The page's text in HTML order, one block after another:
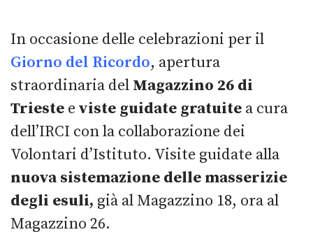
In occasione delle celebrazioni per il
Giorno del Ricordo, apertura
straordinaria del Magazzino 26 di
Trieste e viste guidate gratuite a cura
dell’IRCI con la collaborazione dei
Volontari d’Istituto. Visite guidate alla
nuova sistemazione delle masserizie
degli esuli, già al Magazzino 18, ora al
Magazzino 26.